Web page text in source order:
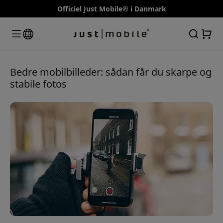
Officiel Just Mobile® i Danmark
Bedre mobilbilleder: sådan får du skarpe og
stabile fotos